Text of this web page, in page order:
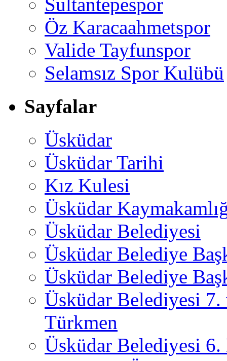
Öz Karacaahmetspor
Valide Tayfunspor
Selamsız Spor Kulübü
Sayfalar
Üsküdar
Üsküdar Tarihi
Kız Kulesi
Üsküdar
Üsküdar Belediyesi
Üsküdar Belediye
Üsküdar Belediye
Üsküdar Belediyesi
Türkmen
Üsküdar Belediyesi 6.